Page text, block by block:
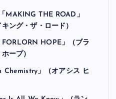
MAKING THE ROAD」
ング・ザ・ロード）
HOPE」（ブラ
ープ）
Chemistry」（オアシス ヒ